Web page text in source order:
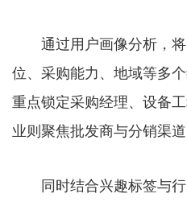
通过用户画像分析，将
位、采购能力、地域等多
重点锁定采购经理、设备
业则聚焦批发商与分销渠道
同时结合兴趣标签与行